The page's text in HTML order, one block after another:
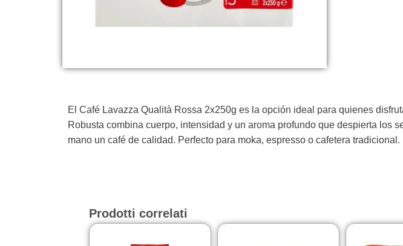
El Café Lavazza Qualità Rossa 2x250g es la opción ideal para quienes
Robusta combina cuerpo, intensidad y un aroma profundo que despierta los
mano un café de calidad. Perfecto para moka, espresso o cafetera tradicional.
Prodotti correlati